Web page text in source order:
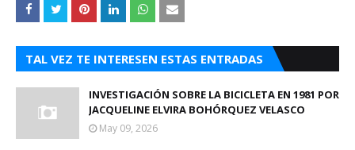
TAL VEZ TE INTERESEN ESTAS ENTRADAS
INVESTIGACIÓN SOBRE LA BICICLETA EN 1981 POR
JACQUELINE ELVIRA BOHÓRQUEZ VELASCO
May 09, 2026